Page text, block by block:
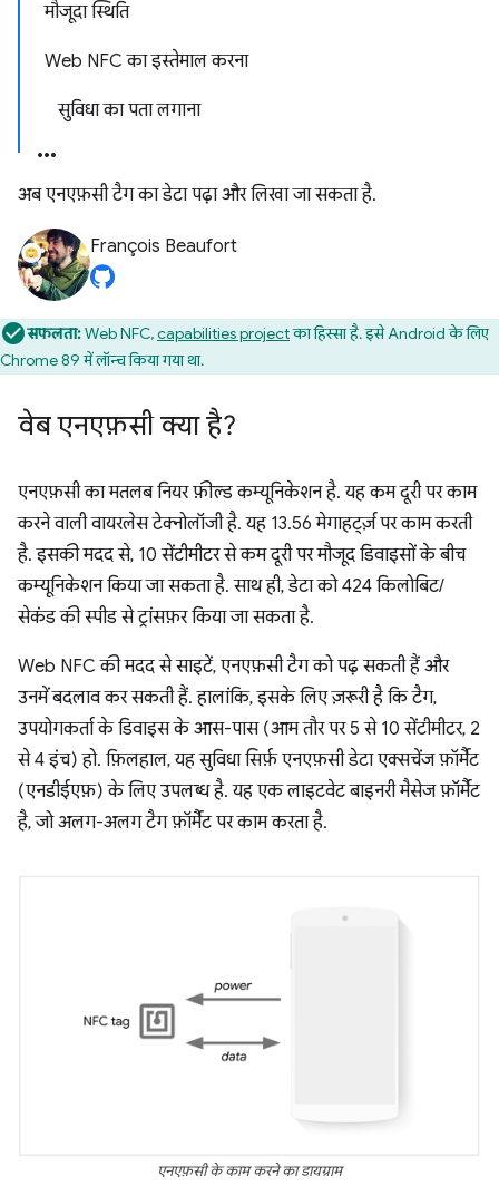
मौजूदा स्थिति
Web NFC का इस्तेमाल करना
सुविधा का पता लगाना
अब एनएफ़सी टैग का डेटा पढ़ा और लिखा जा सकता है.
François Beaufort
सफलता:Web NFC,capabilities projectका हिस्सा है. इसे Android के लिए
Chrome 89 में लॉन्च किया गया था.
वेब एनएफ़सी क्या है?
एनएफ़सी का मतलब नियर फ़ील्ड कम्यूनिकेशन है. यह कम दूरी पर काम
करने वाली वायरलेस टेक्नोलॉजी है. यह 13.56 मेगाहर्ट्ज़ पर काम करती
है. इसकी मदद से, 10 सेंटीमीटर से कम दूरी पर मौजूद डिवाइसों के बीच
कम्यूनिकेशन किया जा सकता है. साथ ही, डेटा को 424 किलोबिट/
सेकंड की स्पीड से ट्रांसफ़र किया जा सकता है.
Web NFC की मदद से साइटें, एनएफ़सी टैग को पढ़ सकती हैं और
उनमें बदलाव कर सकती हैं. हालांकि, इसके लिए ज़रूरी है कि टैग,
उपयोगकर्ता के डिवाइस के आस-पास (आम तौर पर 5 से 10 सेंटीमीटर, 2
से 4 इंच) हो. फ़िलहाल, यह सुविधा सिर्फ़ एनएफ़सी डेटा एक्सचेंज फ़ॉर्मैट
(एनडीईएफ़) के लिए उपलब्ध है. यह एक लाइटवेट बाइनरी मैसेज फ़ॉर्मैट
है, जो अलग-अलग टैग फ़ॉर्मैट पर काम करता है.
एनएफ़सी के काम करने का डायग्राम